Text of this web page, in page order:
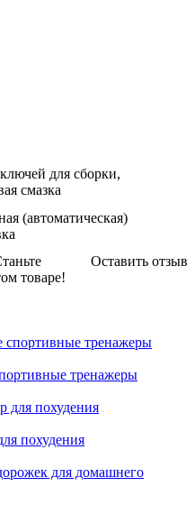
для сборки,
смазка
(автоматическая)
Оставить отзыв
товаре!
тренажеры
похудения